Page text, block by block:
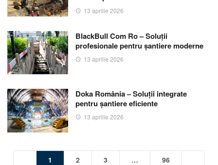
13 aprilie 2026
BlackBull Com Ro – Soluții
profesionale pentru șantiere moderne
13 aprilie 2026
Doka România – Soluții integrate
pentru șantiere eficiente
13 aprilie 2026
1 2 3 …
96